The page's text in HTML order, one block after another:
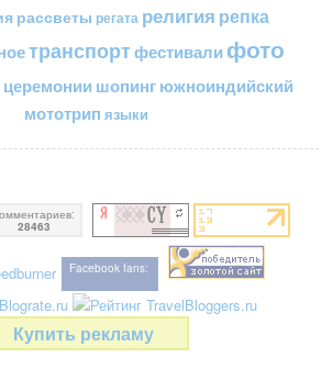
рассветы регата религия репка
транспортфестивали фото
церемонии шопингюжноиндийский
мототрип языки
28463
Facebook fans:
Купить рекламу